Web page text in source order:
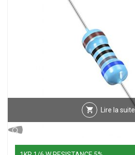
Lire la suite